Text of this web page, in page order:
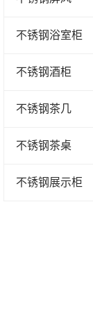
不锈钢浴室柜
不锈钢酒柜
不锈钢茶几
不锈钢茶桌
不锈钢展示柜